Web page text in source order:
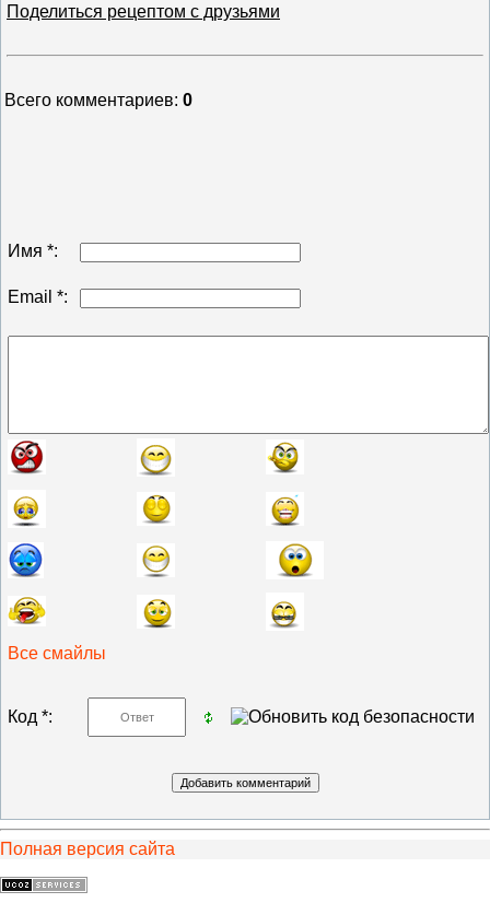
Поделиться рецептом с друзьями
Всего комментариев: 0
Имя *:
Email *:
Все смайлы
Код *:
Полная версия сайта